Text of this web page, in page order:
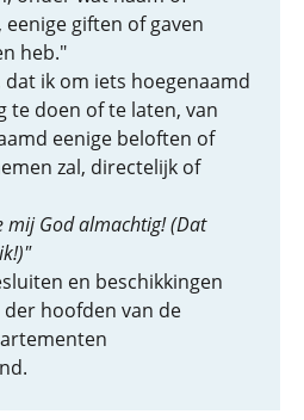
giften of gaven
heb."
dat ik om iets hoegenaamd
te doen of te laten, van
eenige beloften of
zal, directelijk of
mij God almachtig! (Dat
en beschikkingen
hoofden van de